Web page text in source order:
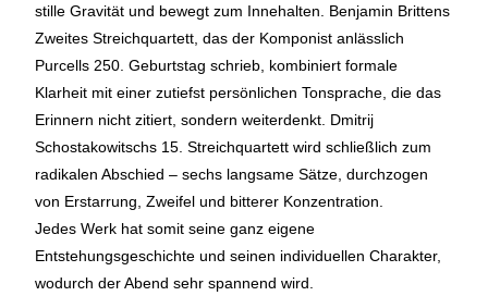
stille Gravität und bewegt zum Innehalten. Benjamin Brittens
Zweites Streichquartett, das der Komponist anlässlich
Purcells 250. Geburtstag schrieb, kombiniert formale
Klarheit mit einer zutiefst persönlichen Tonsprache, die das
Erinnern nicht zitiert, sondern weiterdenkt. Dmitrij
Schostakowitschs 15. Streichquartett wird schließlich zum
radikalen Abschied – sechs langsame Sätze, durchzogen
von Erstarrung, Zweifel und bitterer Konzentration.
Jedes Werk hat somit seine ganz eigene
Entstehungsgeschichte und seinen individuellen Charakter,
wodurch der Abend sehr spannend wird.